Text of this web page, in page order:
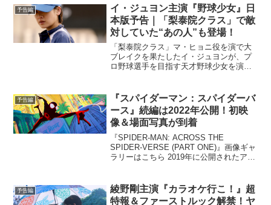
の谷のナウシカ』『アバター』などの歴
史に名を刻む名...
予告編
イ・ジュヨン主演『野球少女』日
本版予告｜「梨泰院クラス」で敵
対していた“あの人”も登場！
「梨泰院クラス」マ・ヒョニ役を演で大
ブレイクを果たしたイ・ジュヨンが、プ
ロ野球選手を目指す天才野球少女を演じ
ロ野球選手になる夢を叶えるため、見え
ない壁に立ち向かう天才野...
予告編
『スパイダーマン：スパイダーバ
ース』続編は2022年公開！初映
像＆場面写真が到着
『SPIDER-MAN: ACROSS THE
SPIDER-VERSE (PART ONE)』画像ギャ
ラリーはこちら 2019年に公開されたアニ
MAN: ACRO...
予告編
綾野剛主演『カラオケ行こ！』超
特報＆ファーストルック解禁！ヤ